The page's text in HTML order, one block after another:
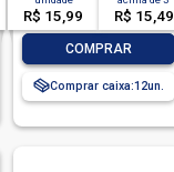
R$ 15,99 R$ 15,49
COMPRAR
Comprar caixa:12